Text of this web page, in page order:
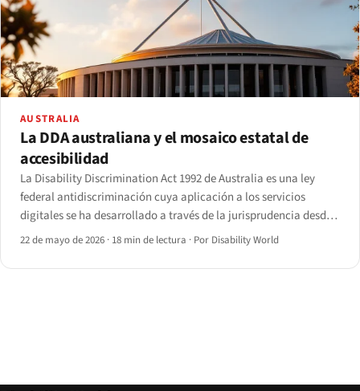
AUSTRALIA
La DDA australiana y el mosaico estatal de
accesibilidad
La Disability Discrimination Act 1992 de Australia es una ley
federal antidiscriminación cuya aplicación a los servicios
digitales se ha desarrollado a través de la jurisprudencia desde
Maguire contra SOCOG (2000).
22 de mayo de 2026 · 18 min de lectura · Por Disability World